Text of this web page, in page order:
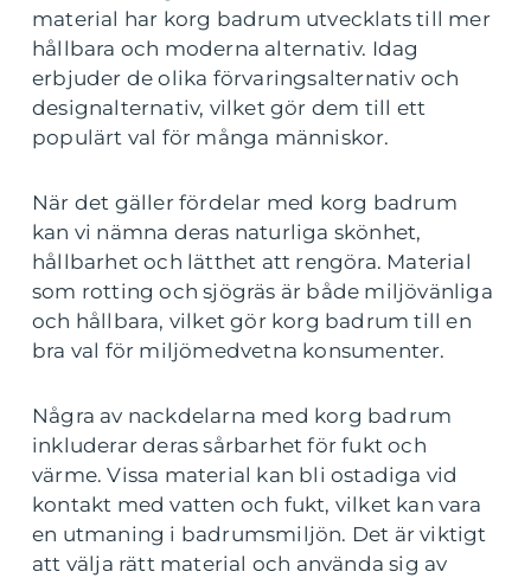
material har korg badrum utvecklats till mer
hållbara och moderna alternativ. Idag
erbjuder de olika förvaringsalternativ och
designalternativ, vilket gör dem till ett
populärt val för många människor.
När det gäller fördelar med korg badrum
kan vi nämna deras naturliga skönhet,
hållbarhet och lätthet att rengöra. Material
som rotting och sjögräs är både miljövänliga
och hållbara, vilket gör korg badrum till en
bra val för miljömedvetna konsumenter.
Några av nackdelarna med korg badrum
inkluderar deras sårbarhet för fukt och
värme. Vissa material kan bli ostadiga vid
kontakt med vatten och fukt, vilket kan vara
en utmaning i badrumsmiljön. Det är viktigt
att välja rätt material och använda sig av